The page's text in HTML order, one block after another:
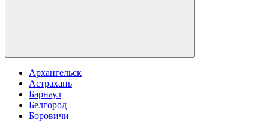
Архангельск
Астрахань
Барнаул
Белгород
Боровичи